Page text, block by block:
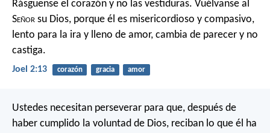
Rásguense el corazón y no las vestiduras. Vuélvanse al
Señor su Dios, porque él es misericordioso y compasivo,
lento para la ira y lleno de amor, cambia de parecer y no
castiga.
Joel 2:13 corazón gracia amor
Ustedes necesitan perseverar para que, después de
haber cumplido la voluntad de Dios, reciban lo que él ha